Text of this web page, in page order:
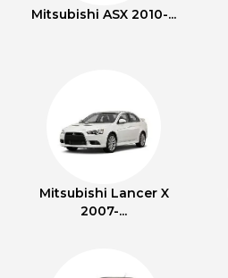
Mitsubishi ASX 2010-...
Mitsubishi Lancer X
2007-...